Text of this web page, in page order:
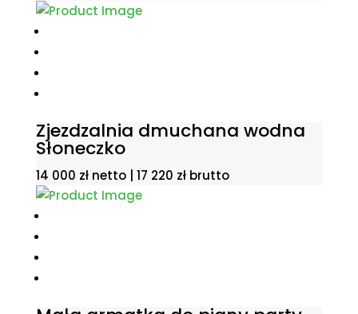
Zjezdzalnia dmuchana wodna
Słoneczko
14 000 zł netto | 17 220 złbrutto